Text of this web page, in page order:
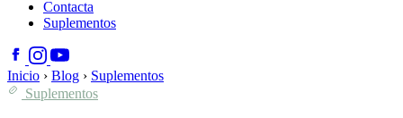
Contacta
Suplementos
Inicio › Blog › Suplementos
Suplementos